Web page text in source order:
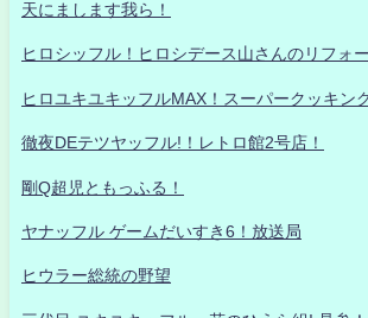
天にまします我ら！
ヒロシッフル！ヒロシデース山さんのリフォ
ヒロユキユキッフルMAX！スーパークッキン
徹夜DEテツヤッフル!！レトロ館2号店！
剛Q超児ともっふる！
ヤナッフル ゲームだいすき6！放送局
ヒウラー総統の野望